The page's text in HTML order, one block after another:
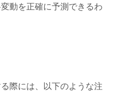
動を正確に予測できるわ
際には、以下のような注